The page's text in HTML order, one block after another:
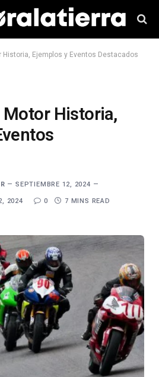
Historia, Ejemplos y Eventos Destacados
Motor Historia,
SEPTIEMBRE 12, 2024
2024 0
7 MINS READ